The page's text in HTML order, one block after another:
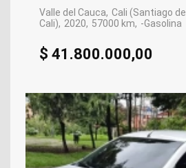
Valle del Cauca Cali (Santiago de
Cali) 2020 57000 km -Gasolina
$ 41.800.000,00